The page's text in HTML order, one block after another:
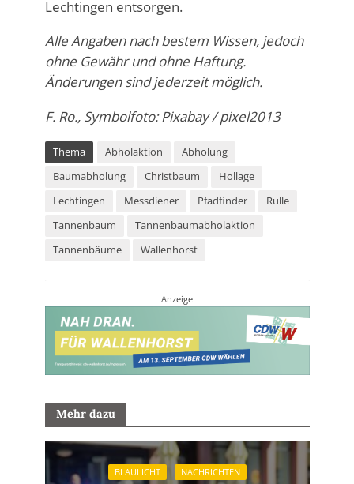
Lechtingen entsorgen.
Alle Angaben nach bestem Wissen, jedoch
ohne Gewähr und ohne Haftung.
Änderungen sind jederzeit möglich.
F. Ro., Symbolfoto: Pixabay / pixel2013
Thema Abholaktion
Abholung
Baumabholung
Christbaum
Hollage
Lechtingen
Messdiener Pfadfinder
Rulle
Tannenbaum
Tannenbaumabholaktion
Tannenbäume
Wallenhorst
Anzeige
Mehr dazu
BLAULICHT NACHRICHTEN